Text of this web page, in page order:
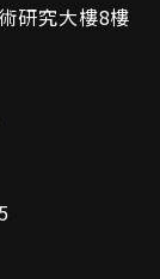
研究大樓8樓